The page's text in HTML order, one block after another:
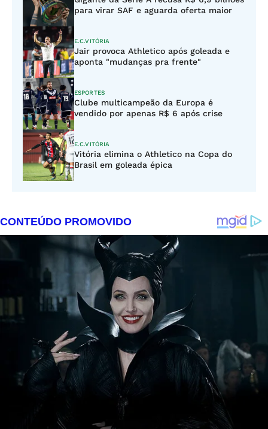
para virar SAF e aguarda oferta maior
E.C.VITÓRIA
Jair provoca Athletico após goleada e
aponta "mudanças pra frente"
ESPORTES
Clube multicampeão da Europa é
vendido por apenas R$ 6 após crise
E.C.VITÓRIA
Vitória elimina o Athletico na Copa do
Brasil em goleada épica